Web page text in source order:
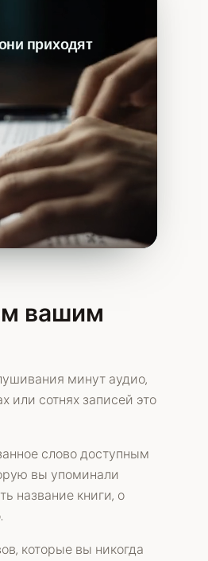
приходят
вашим
минут аудио,
или сотнях записей это
слово доступным
вы упоминали
название книги, о
которые вы никогда